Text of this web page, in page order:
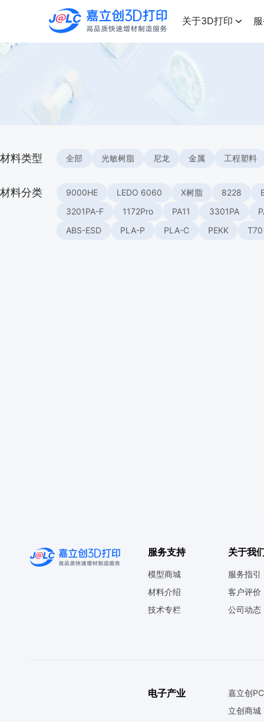
高品质快速增材制造服务
关于3D打印
材料类型 全部 光敏树脂 尼龙 金属 工程塑料
材料分类 9000HE LEDO 6060 X树脂 8228
3201PA-F
1172Pro PA11 3301PA
ABS-ESD
PLA-P PLA-C PEKK T70
服务支持
模型商城
材料介绍
技术专栏
关于我
服务指引
客户评价
公司动态
电子产业
嘉立创
立创商城